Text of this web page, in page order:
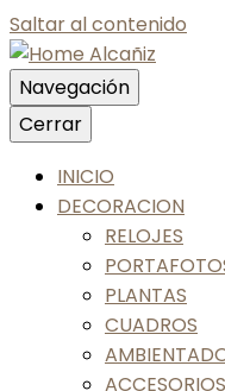
Saltar al contenido
Nos gusta tu casa, nos
Navegación
Cerrar
INICIO
DECORACION
RELOJES
PLANTAS
CUADROS